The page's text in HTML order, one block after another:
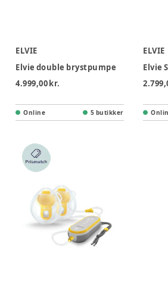
ELVIE
Elvie double brystpumpe
4.999,00 kr.
Online 5 butikker
ELVIE
Elvie